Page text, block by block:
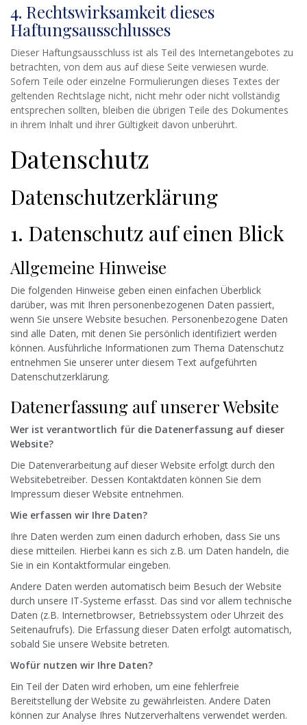
4. Rechtswirksamkeit dieses
Haftungsausschlusses
Dieser Haftungsausschluss ist als Teil des Internetangebotes zu
betrachten, von dem aus auf diese Seite verwiesen wurde.
Sofern Teile oder einzelne Formulierungen dieses Textes der
geltenden Rechtslage nicht, nicht mehr oder nicht vollständig
entsprechen sollten, bleiben die übrigen Teile des Dokumentes
in ihrem Inhalt und ihrer Gültigkeit davon unberührt.
Datenschutz
Datenschutzerklärung
1. Datenschutz auf einen Blick
Allgemeine Hinweise
Die folgenden Hinweise geben einen einfachen Überblick
darüber, was mit Ihren personenbezogenen Daten passiert,
wenn Sie unsere Website besuchen. Personenbezogene Daten
sind alle Daten, mit denen Sie persönlich identifiziert werden
können. Ausführliche Informationen zum Thema Datenschutz
entnehmen Sie unserer unter diesem Text aufgeführten
Datenschutzerklärung.
Datenerfassung auf unserer Website
Wer ist verantwortlich für die Datenerfassung auf dieser
Website?
Die Datenverarbeitung auf dieser Website erfolgt durch den
Websitebetreiber. Dessen Kontaktdaten können Sie dem
Impressum dieser Website entnehmen.
Wie erfassen wir Ihre Daten?
Ihre Daten werden zum einen dadurch erhoben, dass Sie uns
diese mitteilen. Hierbei kann es sich z.B. um Daten handeln, die
Sie in ein Kontaktformular eingeben.
Andere Daten werden automatisch beim Besuch der Website
durch unsere IT-Systeme erfasst. Das sind vor allem technische
Daten (z.B. Internetbrowser, Betriebssystem oder Uhrzeit des
Seitenaufrufs). Die Erfassung dieser Daten erfolgt automatisch,
sobald Sie unsere Website betreten.
Wofür nutzen wir Ihre Daten?
Ein Teil der Daten wird erhoben, um eine fehlerfreie
Bereitstellung der Website zu gewährleisten. Andere Daten
können zur Analyse Ihres Nutzerverhaltens verwendet werden.